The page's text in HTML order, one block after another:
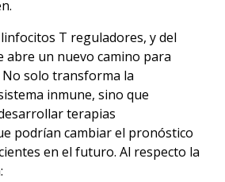
T reguladores, y del
abre un nuevo camino para
solo transforma la
inmune, sino que
terapias
podrían cambiar el pronóstico
en el futuro. Al respecto la